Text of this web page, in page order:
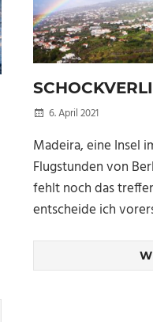
6. April 2021
Madeira, eine Insel
Flugstunden von
fehlt noch das
entscheide ich